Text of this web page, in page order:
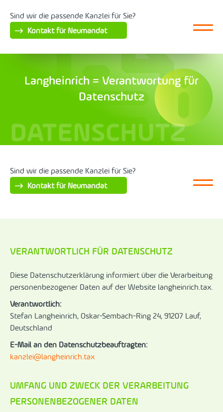
Sind wir die passende Kanzlei für Sie?
Kontakt für Neumandat
Langheinrich = Verantwortung für
Datenschutz
DATENSCHUTZ
Sind wir die passende Kanzlei für Sie?
Kontakt für Neumandat
VERANTWORTLICH FÜR DATENSCHUTZ
Diese Datenschutzerklärung informiert über die Verarbeitung
personenbezogener Daten auf der Website langheinrich.tax.
Verantwortlich:
Stefan Langheinrich, Oskar-Sembach-Ring 24, 91207 Lauf,
Deutschland
E-Mail an den Datenschutzbeauftragten:
kanzlei@langheinrich.tax
UMFANG UND ZWECK DER VERARBEITUNG
PERSONENBEZOGENER DATEN